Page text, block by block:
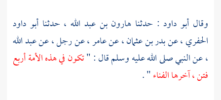
وقال أبو داود : حدثنا هارون بن عبد الله ، حدثناأبو داود
الحفري ،عنبدر بن عثمان ،عنعامر ،عن رجل ، عنعبد الله
،عن النبي صلى الله عليه وسلم قال : "تكون في هذه الأمة أربع
فتن ، آخرها الفناء" .